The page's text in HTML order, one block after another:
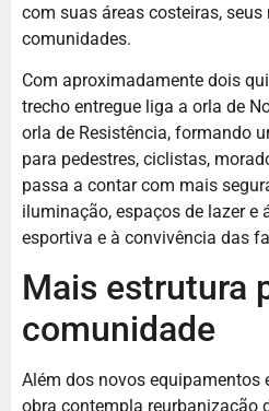
com suas áreas costeiras,
comunidades.
Com aproximadamente dois
trecho entregue liga a orla de
orla de Resistência, formando
para pedestres, ciclistas,
passa a contar com mais
iluminação, espaços de lazer e
esportiva e à convivência das
Mais estrutura
comunidade
Além dos novos equipamentos
obra contempla reurbanização